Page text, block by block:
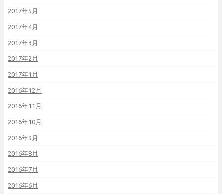
2017年5月
2017年4月
2017年3月
2017年2月
2017年1月
2016年12月
2016年11月
2016年10月
2016年9月
2016年8月
2016年7月
2016年6月